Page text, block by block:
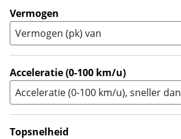
Trike (0)
Zijspan 0)
Vermogen
Vermogen (pk) van
Acceleratie (0-100 km/u)
Acceleratie (0-100 km/u), sneller dan
Topsnelheid